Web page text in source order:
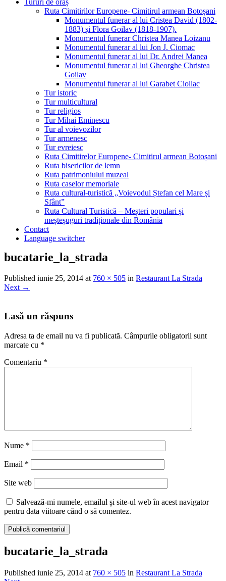
Ruta Cimitirilor Europene- Cimitirul armean Botoșani
Monumentul funerar al lui Cristea David (1802-
1883) și Flora Goilav (1818-1907).
Monumentul funerar Christea Manea Loizanu
Monumentul funerar al lui Jon J. Ciomac
Monumentul funerar al lui Dr. Andrei Manea
Monumentul funerar al lui Gheorghe Christea
Goilav
Monumentul funerar al lui Garabet Ciollac
Tur istoric
Tur multicultural
Tur religios
Tur Mihai Eminescu
Tur al voievozilor
Tur armenesc
Tur evreiesc
Ruta Cimitirelor Europene- Cimitirul armean Botoșani
Ruta bisericilor de lemn
Ruta patrimoniului muzeal
Ruta caselor memoriale
Ruta cultural-turistică „Voievodul Ștefan cel Mare și
Sfânt”
Ruta Cultural Turistică – Meșteri populari și
meșteșuguri tradiționale din România
Contact
Language switcher
bucatarie_la_strada
Published iunie 25, 2014 at 760 × 505 in Restaurant La Strada
Next →
Lasă un răspuns
Adresa ta de email nu va fi publicată. Câmpurile obligatorii sunt
marcate cu *
Comentariu *
Nume *
Email *
Site web
Salvează-mi numele, emailul și site-ul web în acest navigator
pentru data viitoare când o să comentez.
bucatarie_la_strada
Published iunie 25, 2014 at 760 × 505 in Restaurant La Strada